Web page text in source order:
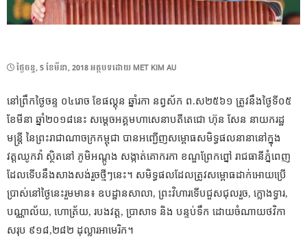
POSTED
ថ្ងៃ​ចន្ទ, 5 ខែ​មីនា, 2018អត្ថបទដោយ MET KIM AU
នៅព្រឹកថ្ងៃចន្ទ ០៤រោច ខែផល្គុន ឆ្នាំរកា នព្វស័ក ព.ស២៥៦១ ត្រូវនឹងថ្ងៃទី០៥
ខែមីនា ឆ្នាំ២០១៨នេះ សម្តេចអគ្គមហាសេនាបតីតេជោ ហ៊ុន សែន នាយករដ្ឋ
មន្ត្រី នៃព្រះរាជាណាចក្រកម្ពុជា បានអញ្ជើញសម្ពោធសមិទ្ធផលនានានៅក្នុង
វត្តឈូកវ៉ា ស្ថិតនៅ ភូមិអណ្តូង សង្កាត់គោករកា ខណ្ឌព្រែកព្នៅ រាជធានីភ្នំពេញ
ដែលទើបនឹងសាងសង់រួចថ្មីៗនេះ។ សមិទ្ធផលដែលត្រូវសម្ពោធដាក់អោយប្រើ
ប្រាស់នៅថ្ងៃនេះរួមមាន៖ ឧបដ្ឋានសាលា, ព្រះវិហារទើបជួសជុលរួច, ក្លោងទ្វារ,
បណ្ណាល័យ, ហោត្រ័យ, របងវត្ត, ប្រាសាទ និង បន្ទប់ទឹក ដោយចំណាយថវិកា
សរុប ៩១៨,២៨២ ដុល្លារអាមេរិក។